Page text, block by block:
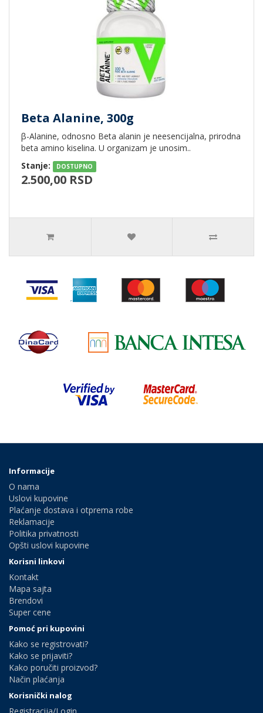
Beta Alanine, 300g
β-Alanine, odnosno Beta alanin je neesencijalna, prirodna
beta amino kiselina. U organizam je unosim..
Stanje:
DOSTUPNO
2.500,00 RSD
Informacije
O nama
Uslovi kupovine
Plaćanje dostava i otprema robe
Reklamacije
Politika privatnosti
Opšti uslovi kupovine
Korisni linkovi
Kontakt
Mapa sajta
Brendovi
Super cene
Pomoć pri kupovini
Kako se registrovati?
Kako se prijaviti?
Kako poručiti proizvod?
Način plaćanja
Korisnički nalog